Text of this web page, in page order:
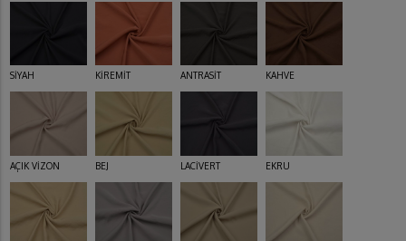
SİYAH KİREMİT ANTRASİT KAHVE
AÇIK VİZON BEJ LACİVERT EKRU